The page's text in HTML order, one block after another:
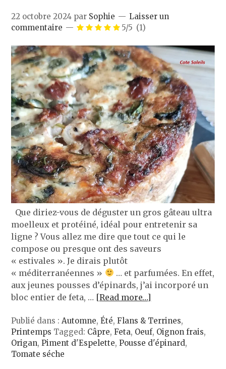
22 octobre 2024 par Sophie
Laisser un
commentaire
5/5 (1)
Que diriez-vous de déguster un gros gâteau ultra
moelleux et protéiné, idéal pour entretenir sa
ligne ? Vous allez me dire que tout ce qui le
compose ou presque ont des saveurs
« estivales ». Je dirais plutôt
« méditerranéennes »
… et parfumées. En effet,
aux jeunes pousses d’épinards, j’ai incorporé un
bloc entier de feta, … [Read more…]
Publié dans :Automne,Été,Flans & Terrines,
Printemps Tagged: Câpre,Feta, Oeuf, Oignon frais,
Origan,Piment d'Espelette,Pousse d'épinard,
Tomate séche